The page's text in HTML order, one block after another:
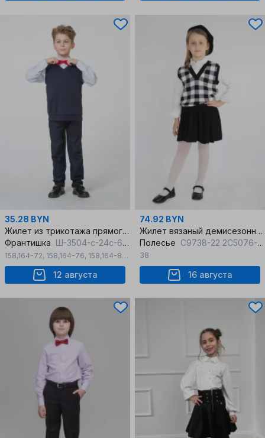
35.28 BYN
Жилет из трикотажа прямого силуэта для мальчика
Франтишка Ш-3504-с-24с-69-с78 темно-синий
158,164-72, 158,164-76, 158,164-80 , 170-176-84
12 августа
74.92 BYN
Жилет вязаный демисезонный деловой и на каждый день
Полесье С9738-22 2С5076-Д43 152,158 черный_антрацит
38
16 августа